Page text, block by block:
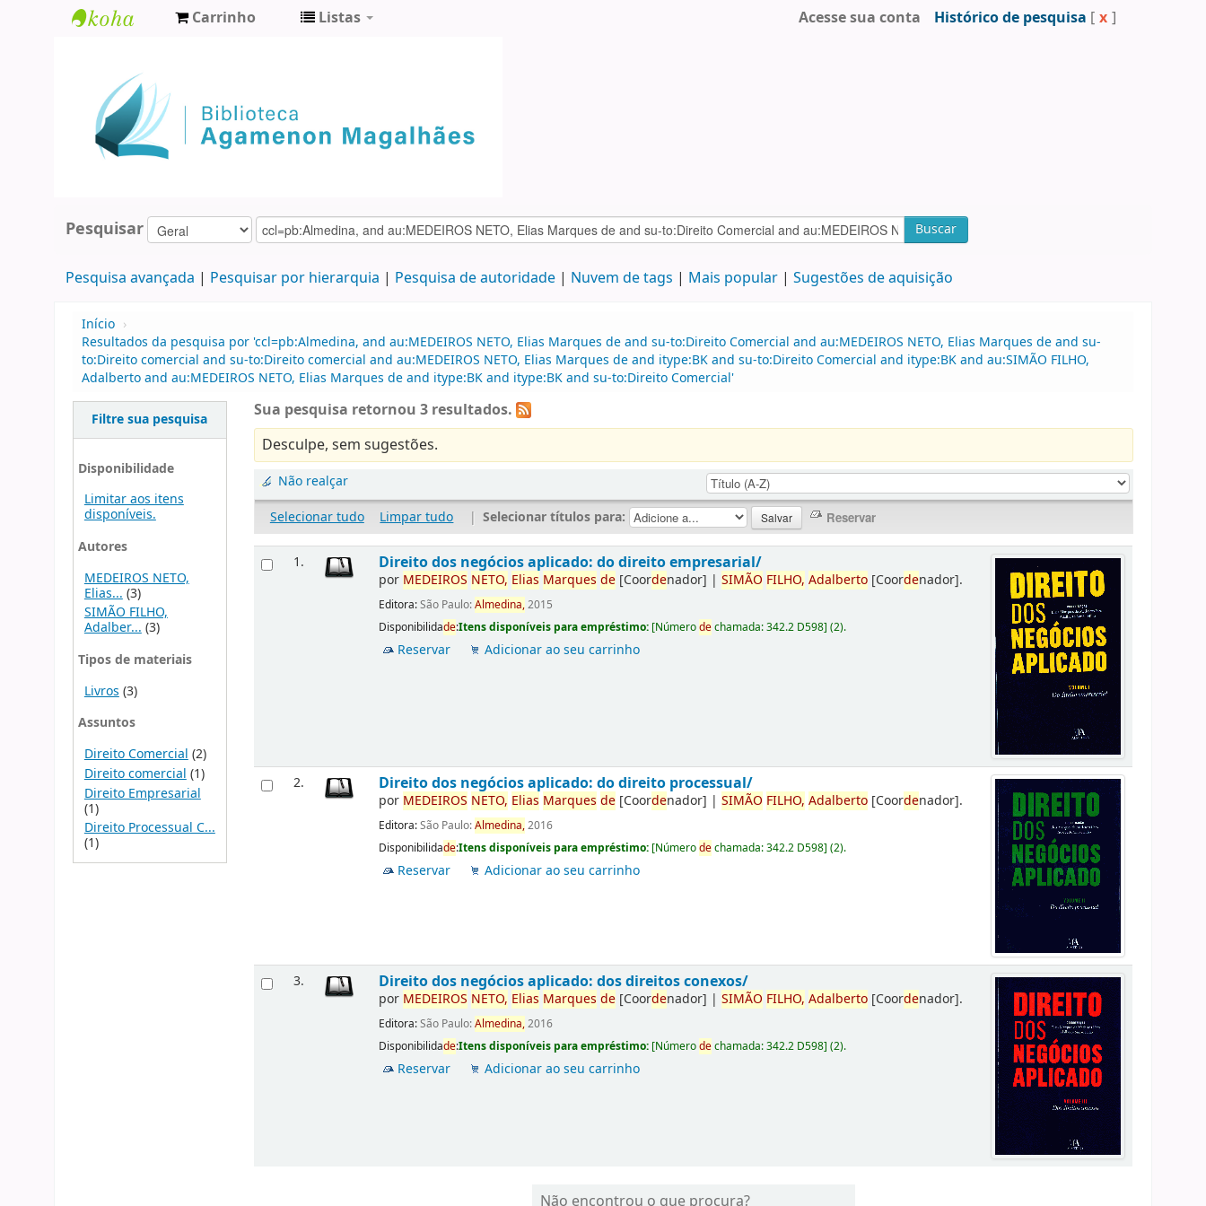
Agamenon
Magalhães
Carrinho Listas Acesse sua conta Histórico de pesquisa [ x ]
Pesquisar Buscar
Pesquisa avançada Pesquisar por hierarquia Pesquisa de autoridade Nuvem de tags Mais popular Sugestões de aquisição
Início ›
Resultados da pesquisa por 'ccl=pb:Almedina, and au:MEDEIROS NETO, Elias Marques de and su-to:Direito Comercial and au:MEDEIROS NETO, Elias Marques de and su-
to:Direito comercial and su-to:Direito comercial and au:MEDEIROS NETO, Elias Marques de and itype:BK and su-to:Direito Comercial and itype:BK and au:SIMÃO FILHO,
Adalberto and au:MEDEIROS NETO, Elias Marques de and itype:BK and itype:BK and su-to:Direito Comercial'
Filtre sua pesquisa
Disponibilidade
Limitar aos itens
disponíveis.
Autores
MEDEIROS NETO,
Elias... (3)
SIMÃO FILHO,
Adalber...(3)
Tipos de materiais
Livros (3)
Assuntos
Direito Comercial (2)
Direito comercial (1)
Direito Empresarial
(1)
Direito Processual C...
(1)
Sua pesquisa retornou 3 resultados.
Desculpe, sem sugestões.
Não realçar
Selecionar tudo
Limpar tudo | Selecionar títulos para:
1. Direito dos negócios aplicado: do direito empresarial/
por MEDEIROS NETO, Elias Marques de [Coordenador] |SIMÃO FILHO, Adalberto [Coordenador].
Editora:São Paulo:Almedina,2015
Disponibilidade:Itens disponíveis para empréstimo: [Númerodechamada:342.2 D598](2).
Reservar Adicionar ao seu carrinho
2. Direito dos negócios aplicado: do direito processual/
por MEDEIROS NETO, Elias Marques de [Coordenador] |SIMÃO FILHO, Adalberto [Coordenador].
Editora:São Paulo:Almedina,2016
Disponibilidade:Itens disponíveis para empréstimo: [Númerodechamada:342.2 D598](2).
Reservar Adicionar ao seu carrinho
3. Direito dos negócios aplicado: dos direitos conexos/
por MEDEIROS NETO, Elias Marques de [Coordenador] |SIMÃO FILHO, Adalberto [Coordenador].
Editora:São Paulo:Almedina,2016
Disponibilidade:Itens disponíveis para empréstimo: [Númerodechamada:342.2 D598](2).
Reservar Adicionar ao seu carrinho